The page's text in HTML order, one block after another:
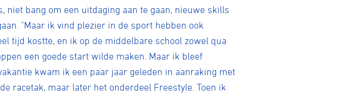
bang om een uitdaging aan te gaan, nieuwe skills
"Maar ik vind plezier in de sport hebben ook
tijd kostte, en ik op de middelbare school zowel qua
een goede start wilde maken. Maar ik bleef
kwam ik een paar jaar geleden in aanraking met
racetak, maar later het onderdeel Freestyle. Toen ik